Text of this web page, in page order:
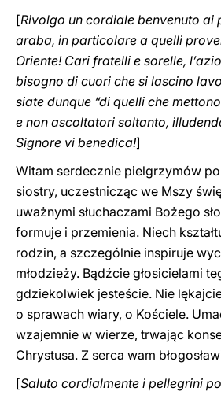
[Rivolgo un cordiale benvenuto ai
araba, in particolare a quelli
Oriente! Cari fratelli e sorelle,
bisogno di cuori che si lascino
siate dunque “di quelli che
e non ascoltatori soltanto,
Signore vi benedica!]
Witam serdecznie pielgrzymów
siostry, uczestnicząc we Mszy
uważnymi słuchaczami Bożego
formuje i przemienia. Niech
rodzin, a szczególnie inspiruje
młodzieży. Bądźcie głosicielami
gdziekolwiek jesteście. Nie
o sprawach wiary, o Kościele.
wzajemnie w wierze, trwając
Chrystusa. Z serca wam
[Saluto cordialmente i pellegrini